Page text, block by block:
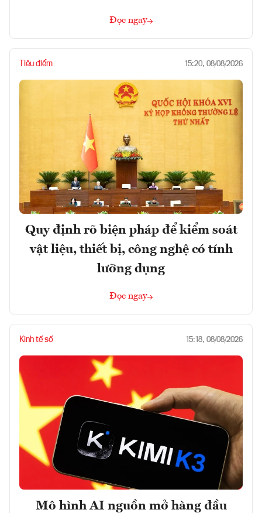
Đọc ngay
Tiêu điểm 15:20, 08/08/2026
Quy định rõ biện pháp để kiểm soát
vật liệu, thiết bị, công nghệ có tính
lưỡng dụng
Đọc ngay
Kinh tế số 15:18, 08/08/2026
Mô hình AI nguồn mở hàng đầu